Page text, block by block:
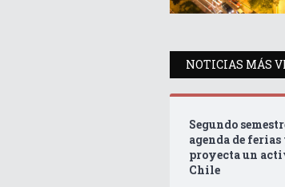
NOTICIAS MÁS
Segundo
agenda de
proyecta un
Chile